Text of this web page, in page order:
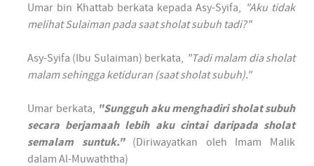
Umar bin Khattab berkata kepada Asy-Syifa,
"Aku tidak
melihat Sulaiman pada saat sholat subuh tadi?"
Asy-Syifa (Ibu Sulaiman) berkata,
"Tadi malam dia sholat
malam sehingga ketiduran (saat sholat subuh)."
Umar berkata,
"Sungguh aku menghadiri sholat subuh
secara berjamaah lebih aku cintai daripada sholat
semalam suntuk."(Diriwayatkan oleh Imam Malik
dalam Al-Muwaththa)